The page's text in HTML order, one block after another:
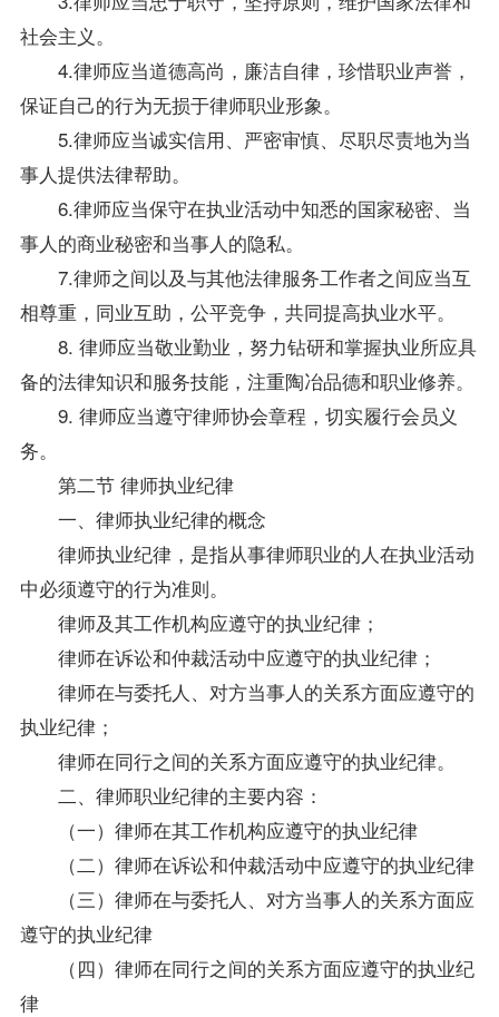
社会主义。
4.律师应当道德高尚，廉洁自律，珍惜职业声誉，
保证自己的行为无损于律师职业形象。
5.律师应当诚实信用、严密审慎、尽职尽责地为当
事人提供法律帮助。
6.律师应当保守在执业活动中知悉的国家秘密、当
事人的商业秘密和当事人的隐私。
7.律师之间以及与其他法律服务工作者之间应当互
相尊重，同业互助，公平竞争，共同提高执业水平。
8. 律师应当敬业勤业，努力钻研和掌握执业所应具
备的法律知识和服务技能，注重陶冶品德和职业修养。
9. 律师应当遵守律师协会章程，切实履行会员义
务。
第二节 律师执业纪律
一、律师执业纪律的概念
律师执业纪律，是指从事律师职业的人在执业活动
中必须遵守的行为准则。
律师及其工作机构应遵守的执业纪律；
律师在诉讼和仲裁活动中应遵守的执业纪律；
律师在与委托人、对方当事人的关系方面应遵守的
执业纪律；
律师在同行之间的关系方面应遵守的执业纪律。
二、律师职业纪律的主要内容：
（一）律师在其工作机构应遵守的执业纪律
（二）律师在诉讼和仲裁活动中应遵守的执业纪律
（三）律师在与委托人、对方当事人的关系方面应
遵守的执业纪律
（四）律师在同行之间的关系方面应遵守的执业纪
律